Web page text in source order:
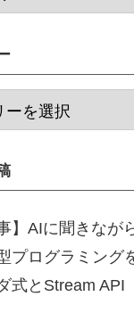
】AIに聞きなが
プログラミング
とStream API